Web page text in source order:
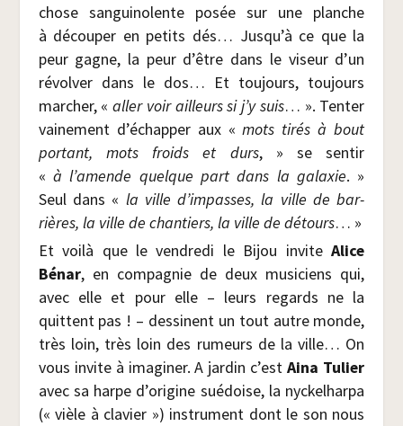
chose san­gui­no­lente posée sur une planche
à décou­per en petits dés… Jusqu’à ce que la
peur gagne, la peur d’être dans le viseur d’un
révol­ver dans le dos… Et tou­jours, tou­jours
mar­cher, «aller voir ailleurs si j’y suis… ». Ten­ter
vai­ne­ment d’échapper aux «mots tirés à bout
por­tant, mots froids et durs, » se sen­tir
« à l’amende quelque part dans la galaxie. »
Seul dans « la ville d’impasses, la ville de bar­
rières, la ville de chan­tiers, la ville de détours… »
Et voi­là que le ven­dre­di le Bijou inviteAlice
Bénar, en com­pa­gnie de deux musi­ciens qui,
avec elle et pour elle – leurs regards ne la
quittent pas ! – des­sinent un tout autre monde,
très loin, très loin des rumeurs de la ville… On
vous invite à ima­gi­ner. A jar­din c’estAina Tulier
avec sa harpe d’origine sué­doise, la nyckel­har­pa
(« vièle à cla­vier ») ins­tru­ment dont le son nous